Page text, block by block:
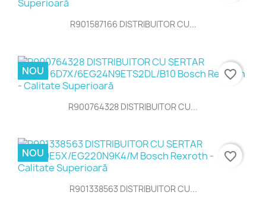
R901587166 DISTRIBUITOR CU...
R900764328 DISTRIBUITOR CU...
NOU favorite_border
R901338563 DISTRIBUITOR CU...
NOU favorite_border